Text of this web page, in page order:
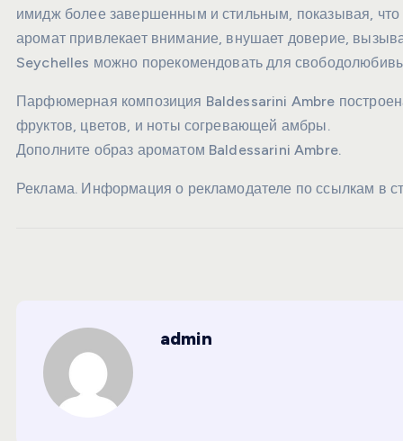
имидж более завершенным и стильным, показывая,
аромат привлекает внимание, внушает доверие,
Seychelles можно порекомендовать для
Парфюмерная композиция Baldessarini Ambre
фруктов, цветов, и ноты согревающей амбры.
Дополните образ ароматом Baldessarini Ambre.
Реклама. Информация о рекламодателе по ссылкам в
admin